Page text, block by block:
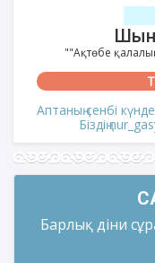
""Ақтөбе
Аптаның сенбі
Біздің
Барлық діни